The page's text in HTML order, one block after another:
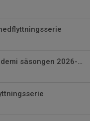
Nu kan du söka till GGIK Akademi säsongen 2026-27!